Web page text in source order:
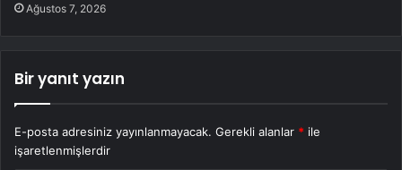
Ağustos 7, 2026
Bir yanıt yazın
E-posta adresiniz yayınlanmayacak. Gerekli alanlar * ile
işaretlenmişlerdir